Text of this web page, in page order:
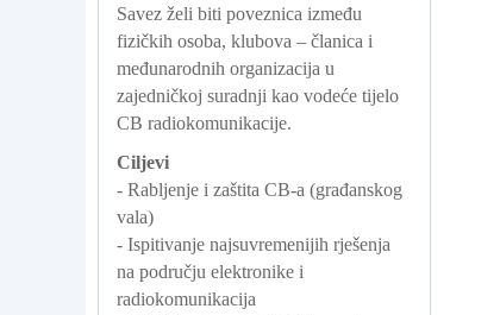
Savez želi biti poveznica između
fizičkih osoba, klubova – članica i
međunarodnih organizacija u
zajedničkoj suradnji kao vodeće tijelo
CB radiokomunikacije.
Ciljevi
- Rabljenje i zaštita CB-a (građanskog
vala)
- Ispitivanje najsuvremenijih rješenja
na području elektronike i
radiokomunikacija